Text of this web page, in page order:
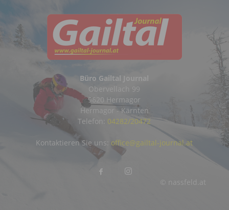
Büro Gailtal Journal
Obervellach 99
9620 Hermagor
Hermagor - Kärnten
Telefon: 04282/20472
© nassfeld.at
Kontaktieren Sie uns: office@gailtal-journal.at